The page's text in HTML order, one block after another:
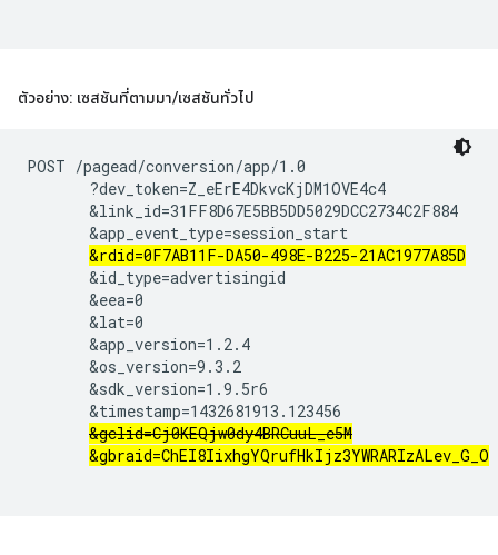
ตัวอย่าง: เซสชันที่ตามมา/เซสชันทั่วไป
POST /pagead/conversion/app/1.0
       ?dev_token=Z_eErE4DkvcKjDM1OVE4c4
       &link_id=31FF8D67E5BB5DD5029DCC2734C2F884
       &app_event_type=session_start
&rdid=0F7AB11F-DA50-498E-B225-21AC1977A85D
       &id_type=advertisingid
       &eea=0
       &lat=0
       &app_version=1.2.4
       &os_version=9.3.2
       &sdk_version=1.9.5r6
       &timestamp=1432681913.123456
&gclid=Cj0KEQjw0dy4BRCuuL_e5M
&gbraid=ChEI8IixhgYQrufHkIjz3YWRARIzALev_G_O